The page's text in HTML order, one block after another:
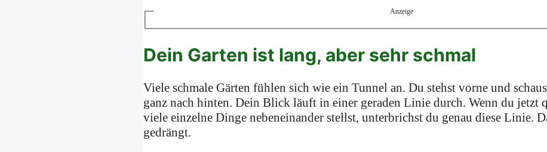
Anzeige
Dein Garten ist lang, aber sehr schmal
Viele schmale Gärten fühlen sich wie ein Tunnel an. Du stehst vorne und
ganz nach hinten. Dein Blick läuft in einer geraden Linie durch. Wenn du jetzt
viele einzelne Dinge nebeneinander stellst, unterbrichst du genau diese Linie.
gedrängt.